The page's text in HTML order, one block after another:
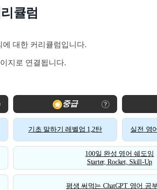
큘럼
대한 커리큘럼입니다.
지로 연결됩니다.
중급
기초 말하기 레벨업 1,2탄 실전 영
100일 완성 영어 쉐도잉
Starter, Rocket, Skill-Up
평생 써먹는 ChatGPT 영어 공